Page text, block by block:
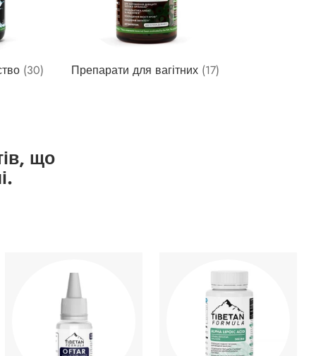
(30) Препарати для вагітних (17)
що